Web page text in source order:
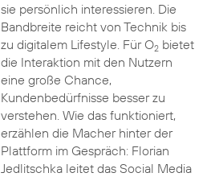
sie persönlich interessieren. Die
Bandbreite reicht von Technik bis
zu digitalem Lifestyle. Für O2bietet
die Interaktion mit den Nutzern
eine große Chance,
Kundenbedürfnisse besser zu
verstehen. Wie das funktioniert,
erzählen die Macher hinter der
Plattform im Gespräch: Florian
Jedlitschka leitet das Social Media